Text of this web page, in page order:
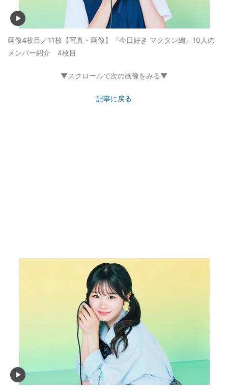
画像4枚目／11枚 【写真・画像】『今日好き マクタン編』10人の
メンバー紹介 4枚目
▼スクロールで次の画像をみる▼
記事に戻る